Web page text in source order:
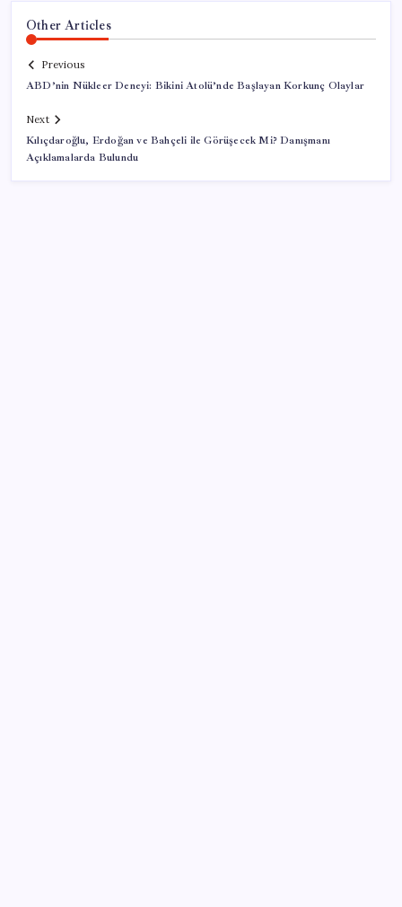
Other Articles
Previous
ABD’nin Nükleer Deneyi: Bikini Atolü’nde Başlayan Korkunç Olaylar
Next
Kılıçdaroğlu, Erdoğan ve Bahçeli ile Görüşecek Mi? Danışmanı
Açıklamalarda Bulundu